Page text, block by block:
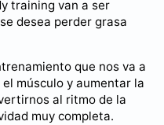
training van a ser
desea perder grasa
que nos va a
músculo y aumentar la
al ritmo de la
muy completa.